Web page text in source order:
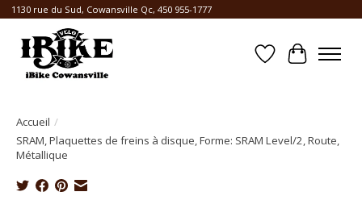
1130 rue du Sud, Cowansville Qc, 450 955-1777
Liste dePanier
Accueil /
SRAM, Plaquettes de freins à disque, Forme: SRAM Level/2, Route,
Métallique